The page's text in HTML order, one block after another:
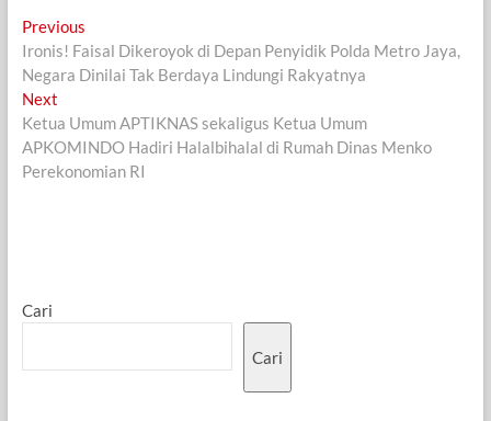
Navigasi
pos
PreviousPrevious
post:
Ironis! Faisal Dikeroyok di Depan Penyidik Polda Metro Jaya,
Negara Dinilai Tak Berdaya Lindungi Rakyatnya
NextNext
post:
Ketua Umum APTIKNAS sekaligus Ketua Umum
APKOMINDO Hadiri Halalbihalal di Rumah Dinas Menko
Perekonomian RI
Cari
Cari